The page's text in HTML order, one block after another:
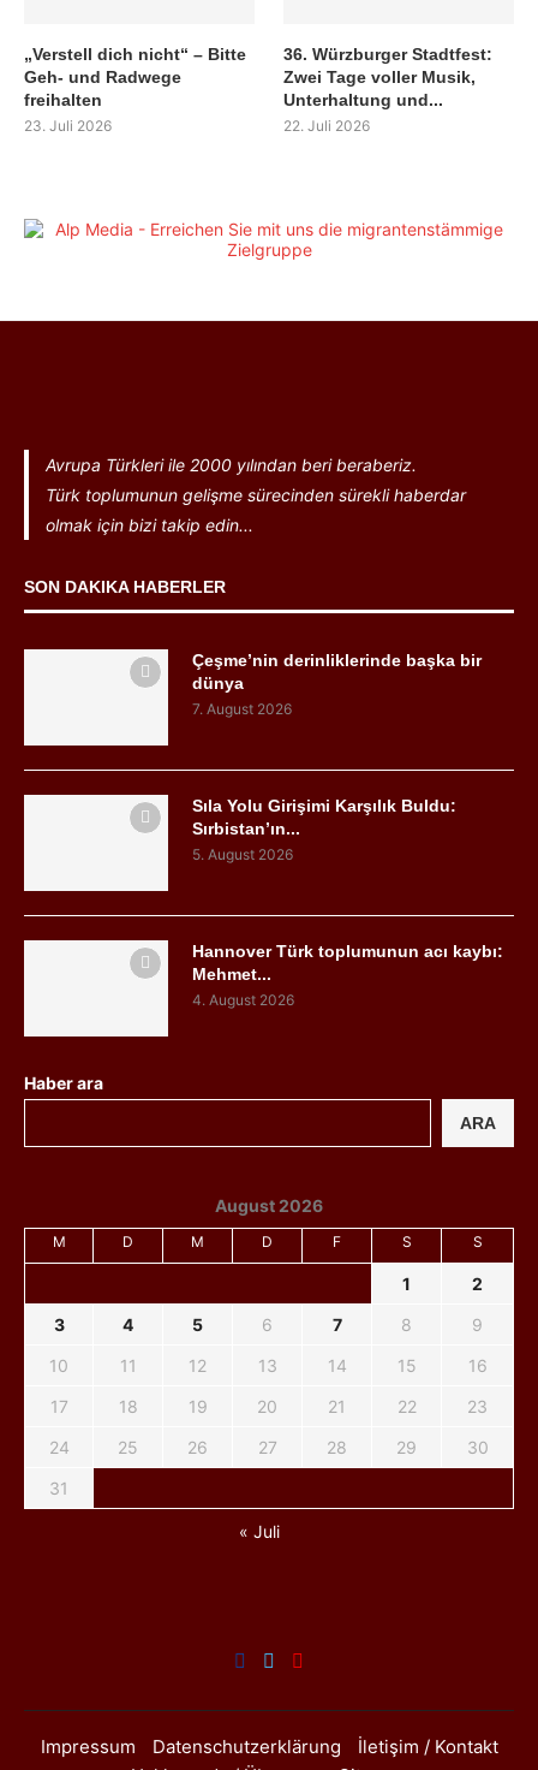
„Verstell dich nicht“ – Bitte
Geh- und Radwege
freihalten
23. Juli 2026
36. Würzburger Stadtfest:
Zwei Tage voller Musik,
Unterhaltung und...
22. Juli 2026
Avrupa Türkleri ile 2000 yılından beri beraberiz.
Türk toplumunun gelişme sürecinden sürekli haberdar
olmak için bizi takip edin...
SON DAKIKA HABERLER
Çeşme’nin derinliklerinde başka bir
dünya
7. August 2026
Sıla Yolu Girişimi Karşılık Buldu:
Sırbistan’ın...
5. August 2026
Hannover Türk toplumunun acı kaybı:
Mehmet...
4. August 2026
Haber ara
ARA
August 2026
M D M D F S S
1
2
3
4 5 6 7 8
9
10
11 12 13 14 15
16
17
18 19 20 21 22
23
24
25 26 27 28 29
30
31
« Juli
Impressum Datenschutzerklärung
İletişim / Kontakt